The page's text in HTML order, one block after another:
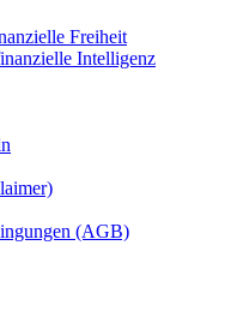
Freiheit
Intelligenz
(AGB)